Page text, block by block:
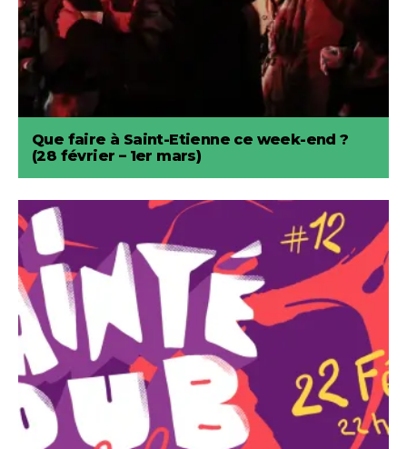
Que faire à Saint-Etienne ce week-end ?
(28 février – 1er mars)